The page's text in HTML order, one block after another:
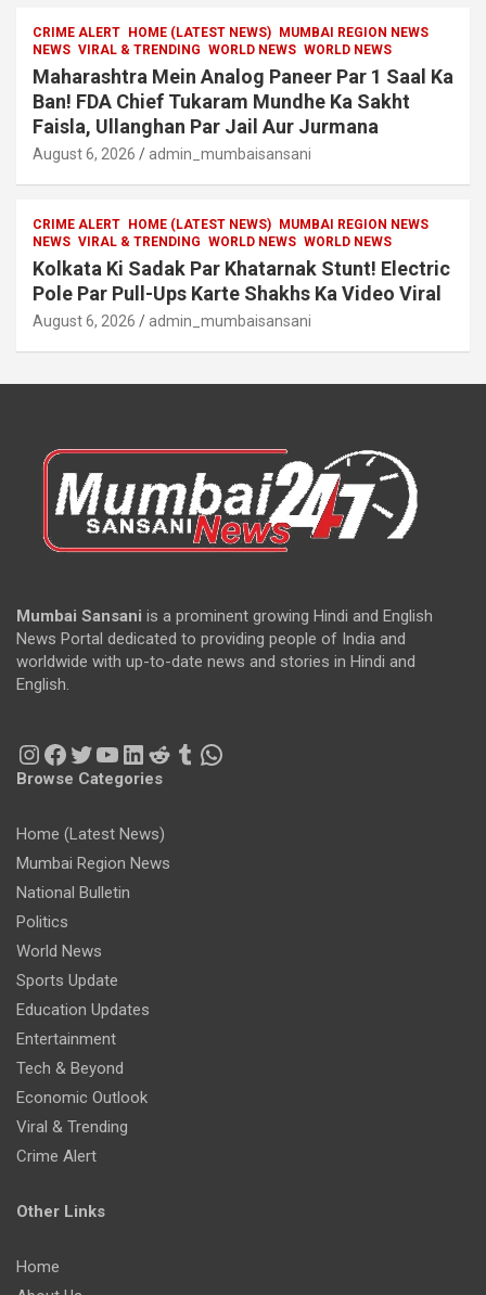
CRIME ALERT HOME (LATEST NEWS) MUMBAI REGION NEWS
NEWS VIRAL & TRENDING WORLD NEWS WORLD NEWS
Maharashtra Mein Analog Paneer Par 1 Saal Ka
Ban! FDA Chief Tukaram Mundhe Ka Sakht
Faisla, Ullanghan Par Jail Aur Jurmana
August 6, 2026 admin_mumbaisansani
CRIME ALERT HOME (LATEST NEWS) MUMBAI REGION NEWS
NEWS VIRAL & TRENDING WORLD NEWS WORLD NEWS
Kolkata Ki Sadak Par Khatarnak Stunt! Electric
Pole Par Pull-Ups Karte Shakhs Ka Video Viral
August 6, 2026 admin_mumbaisansani
Mumbai Sansani is a prominent growing Hindi and English
News Portal dedicated to providing people of India and
worldwide with up-to-date news and stories in Hindi and
English.
Instagram
Facebook
Twitter
YouTube
LinkedIn
Reddit
Tumblr
WhatsApp
Browse Categories
Home (Latest News)
Mumbai Region News
National Bulletin
Politics
World News
Sports Update
Education Updates
Entertainment
Tech & Beyond
Economic Outlook
Viral & Trending
Crime Alert
Other Links
Home